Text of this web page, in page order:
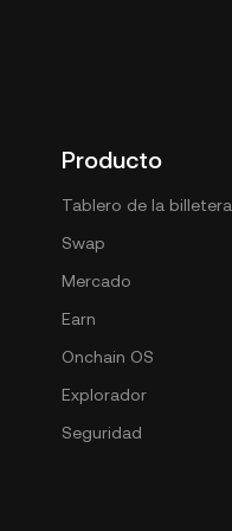
Producto
Tablero de la billetera
Swap
Mercado
Earn
Onchain OS
Explorador
Seguridad